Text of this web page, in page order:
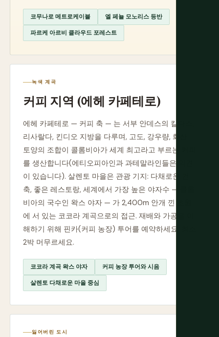
코무나로 메트로케이블 엘 페뇰 모노리스 등반
파르케 아르비 클라우드 포레스트
녹색 계곡
커피 지역 (에헤 카페테로)
에헤 카페테로 — 커피 축 — 는 서부 안데스의 칼다스,
리사랄다, 킨디오 지방을 다루며, 고도, 강우량, 화산
토양의 조합이 콜롬비아가 세계 최고라고 부르는 커피
를 생산합니다(에티오피아인과 과테말라인들은 의견
이 있습니다). 살렌토 마을은 관광 기지: 다채로운 건
축, 좋은 레스토랑, 세계에서 가장 높은 야자수 — 콜롬
비아의 국수인 왁스 야자 — 가 2,400m 안개 낀 초원
에 서 있는 코코라 계곡으로의 접근. 재배와 가공을 이
해하기 위해 핀카(커피 농장) 투어를 예약하세요. 최소
2박 머무르세요.
코코라 계곡 왁스 야자 커피 농장 투어와 시음
살렌토 다채로운 마을 중심
잃어버린 도시